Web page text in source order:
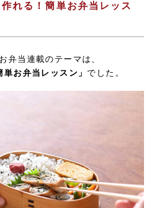
れる！簡単お弁当レッス
弁当連載のテーマは、
単お弁当レッスン」 でした。